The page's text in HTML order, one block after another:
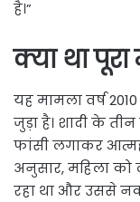
है।”
क्या था
यह मामला वर्ष
जुड़ा है। शादी के
फांसी लगाकर
अनुसार, महिला को
रहा था और उससे